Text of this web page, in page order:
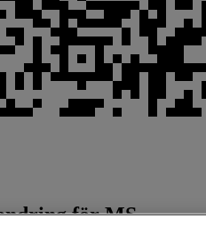
för MS